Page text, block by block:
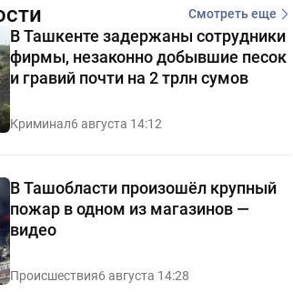
Смотреть еще
В Ташкенте задержаны сотрудники
фирмы, незаконно добывшие песок
и гравий почти на 2 трлн сумов
Криминал6 августа 14:12
В Ташобласти произошёл крупный
пожар в одном из магазинов —
видео
Происшествия6 августа 14:28